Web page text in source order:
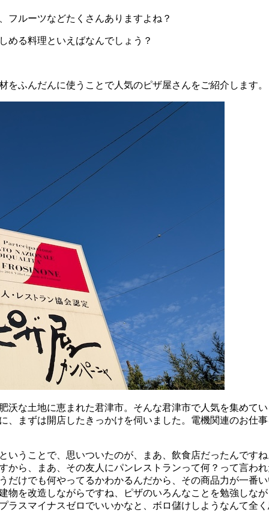
フルーツなどたくさんありますよね？
める料理といえばなんでしょう？
をふんだんに使うことで人気のピザ屋さんをご紹介します。
沃な土地に恵まれた君津市。そんな君津市で人気を集めて
、まずは開店したきっかけを伺いました。電機関連のお仕
いうことで、思いついたのが、まあ、飲食店だったんです
から、まあ、その友人にパンレストランって何？って言
だけでも何やってるかわかるんだから、その商品力が一番
物を改造しながらですね、ピザのいろんなことを勉強し
ラスマイナスゼロでいいかなと、ボロ儲けしようなんて全く